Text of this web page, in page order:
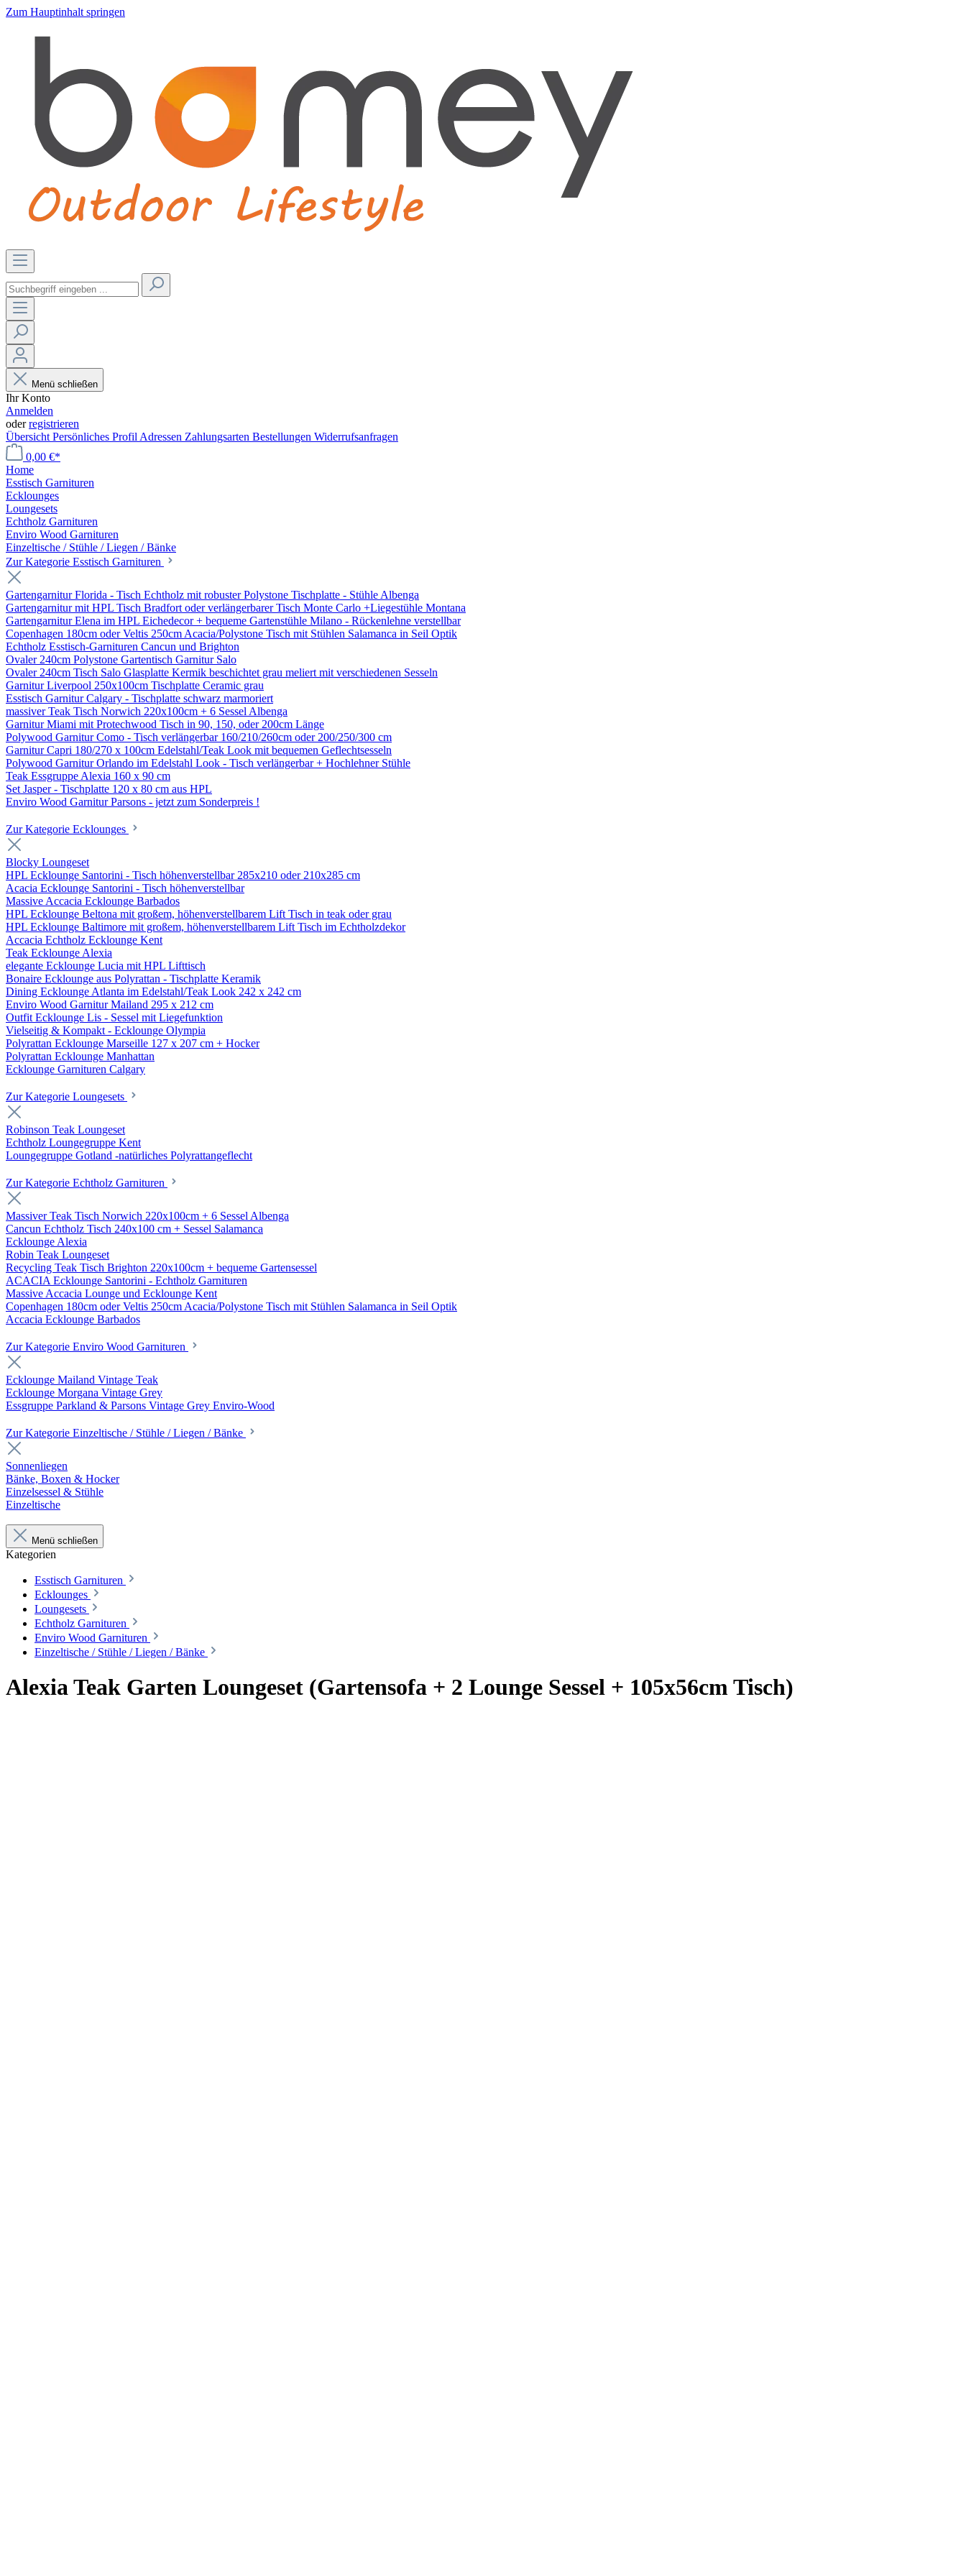
Zum Hauptinhalt springen
Menü schließen
Ihr Konto
Anmelden
oderregistrieren
Übersicht Persönliches Profil Adressen Zahlungsarten Bestellungen Widerrufsanfragen
0,00 €*
Home
Esstisch Garnituren
Ecklounges
Loungesets
Echtholz Garnituren
Enviro Wood Garnituren
Einzeltische / Stühle / Liegen / Bänke
Zur Kategorie Esstisch Garnituren
Gartengarnitur Florida - Tisch Echtholz mit robuster Polystone Tischplatte - Stühle Albenga
Gartengarnitur mit HPL Tisch Bradfort oder verlängerbarer Tisch Monte Carlo +Liegestühle Montana
Gartengarnitur Elena im HPL Eichedecor + bequeme Gartenstühle Milano - Rückenlehne verstellbar
Copenhagen 180cm oder Veltis 250cm Acacia/Polystone Tisch mit Stühlen Salamanca in Seil Optik
Echtholz Esstisch-Garnituren Cancun und Brighton
Ovaler 240cm Polystone Gartentisch Garnitur Salo
Ovaler 240cm Tisch Salo Glasplatte Kermik beschichtet grau meliert mit verschiedenen Sesseln
Garnitur Liverpool 250x100cm Tischplatte Ceramic grau
Esstisch Garnitur Calgary - Tischplatte schwarz marmoriert
massiver Teak Tisch Norwich 220x100cm + 6 Sessel Albenga
Garnitur Miami mit Protechwood Tisch in 90, 150, oder 200cm Länge
Polywood Garnitur Como - Tisch verlängerbar 160/210/260cm oder 200/250/300 cm
Garnitur Capri 180/270 x 100cm Edelstahl/Teak Look mit bequemen Geflechtsesseln
Polywood Garnitur Orlando im Edelstahl Look - Tisch verlängerbar + Hochlehner Stühle
Teak Essgruppe Alexia 160 x 90 cm
Set Jasper - Tischplatte 120 x 80 cm aus HPL
Enviro Wood Garnitur Parsons - jetzt zum Sonderpreis !
Zur Kategorie Ecklounges
Blocky Loungeset
HPL Ecklounge Santorini - Tisch höhenverstellbar 285x210 oder 210x285 cm
Acacia Ecklounge Santorini - Tisch höhenverstellbar
Massive Accacia Ecklounge Barbados
HPL Ecklounge Beltona mit großem, höhenverstellbarem Lift Tisch in teak oder grau
HPL Ecklounge Baltimore mit großem, höhenverstellbarem Lift Tisch im Echtholzdekor
Accacia Echtholz Ecklounge Kent
Teak Ecklounge Alexia
elegante Ecklounge Lucia mit HPL Lifttisch
Bonaire Ecklounge aus Polyrattan - Tischplatte Keramik
Dining Ecklounge Atlanta im Edelstahl/Teak Look 242 x 242 cm
Enviro Wood Garnitur Mailand 295 x 212 cm
Outfit Ecklounge Lis - Sessel mit Liegefunktion
Vielseitig & Kompakt - Ecklounge Olympia
Polyrattan Ecklounge Marseille 127 x 207 cm + Hocker
Polyrattan Ecklounge Manhattan
Ecklounge Garnituren Calgary
Zur Kategorie Loungesets
Robinson Teak Loungeset
Echtholz Loungegruppe Kent
Loungegruppe Gotland -natürliches Polyrattangeflecht
Zur Kategorie Echtholz Garnituren
Massiver Teak Tisch Norwich 220x100cm + 6 Sessel Albenga
Cancun Echtholz Tisch 240x100 cm + Sessel Salamanca
Ecklounge Alexia
Robin Teak Loungeset
Recycling Teak Tisch Brighton 220x100cm + bequeme Gartensessel
ACACIA Ecklounge Santorini - Echtholz Garnituren
Massive Accacia Lounge und Ecklounge Kent
Copenhagen 180cm oder Veltis 250cm Acacia/Polystone Tisch mit Stühlen Salamanca in Seil Optik
Accacia Ecklounge Barbados
Zur Kategorie Enviro Wood Garnituren
Ecklounge Mailand Vintage Teak
Ecklounge Morgana Vintage Grey
Essgruppe Parkland & Parsons Vintage Grey Enviro-Wood
Zur Kategorie Einzeltische / Stühle / Liegen / Bänke
Sonnenliegen
Bänke, Boxen & Hocker
Einzelsessel & Stühle
Einzeltische
Menü schließen
Kategorien
Esstisch Garnituren
Ecklounges
Loungesets
Echtholz Garnituren
Enviro Wood Garnituren
Einzeltische / Stühle / Liegen / Bänke
Alexia Teak Garten Loungeset (Gartensofa + 2 Lounge Sessel + 105x56cm Tisch)